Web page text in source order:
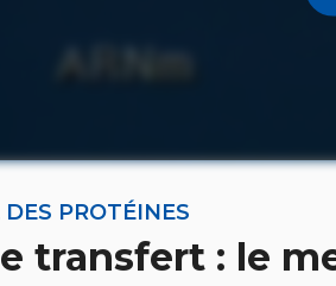
PROTÉINES
transfert : le